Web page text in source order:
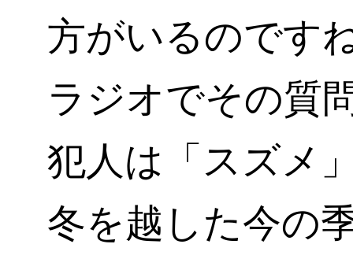
方がいるのです
ラジオでその質
犯人は「スズメ
冬を越した今の